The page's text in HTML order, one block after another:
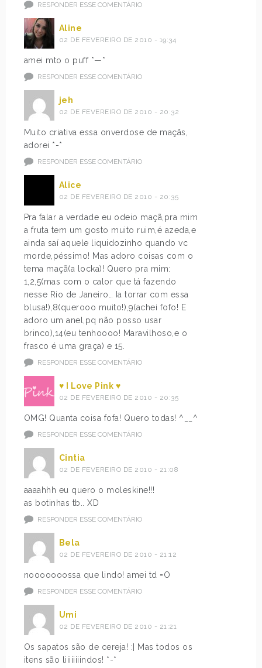
RESPONDER ESSE COMENTÁRIO
Aline
02 DE FEVEREIRO DE 2010 - 19:34
amei mto o puff *—*
RESPONDER ESSE COMENTÁRIO
jeh
02 DE FEVEREIRO DE 2010 - 20:32
Muito criativa essa onverdose de maçãs,
adorei *-*
RESPONDER ESSE COMENTÁRIO
Alice
02 DE FEVEREIRO DE 2010 - 20:35
Pra falar a verdade eu odeio maçã,pra mim
a fruta tem um gosto muito ruim,é azeda,e
ainda saí aquele liquidozinho quando vc
morde,péssimo! Mas adoro coisas com o
tema maçã(a locka)! Quero pra mim:
1,2,5(mas com o calor que tá fazendo
nesse Rio de Janeiro… Ia torrar com essa
blusa!),8(querooo muito!),9(achei fofo! E
adoro um anel,pq não posso usar
brinco),14(eu tenhoooo! Maravilhoso,e o
frasco é uma graça) e 15.
RESPONDER ESSE COMENTÁRIO
♥ I Love Pink ♥
02 DE FEVEREIRO DE 2010 - 20:35
OMG! Quanta coisa fofa! Quero todas! ^__^
RESPONDER ESSE COMENTÁRIO
Cintia
02 DE FEVEREIRO DE 2010 - 21:08
aaaahhh eu quero o moleskine!!!
as botinhas tb.. XD
RESPONDER ESSE COMENTÁRIO
Bela
02 DE FEVEREIRO DE 2010 - 21:12
nooooooossa que lindo! amei td =O
RESPONDER ESSE COMENTÁRIO
Umi
02 DE FEVEREIRO DE 2010 - 21:21
Os sapatos são de cereja! :| Mas todos os
itens são liiiiiiiindos! *-*